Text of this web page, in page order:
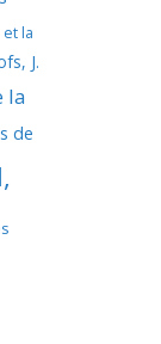
la
J.
la
de